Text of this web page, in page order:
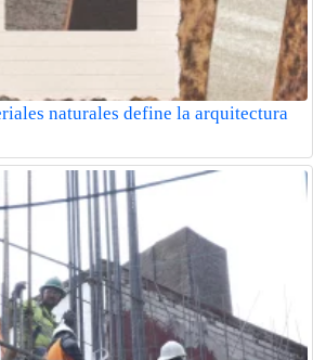
naturales define la arquitectura